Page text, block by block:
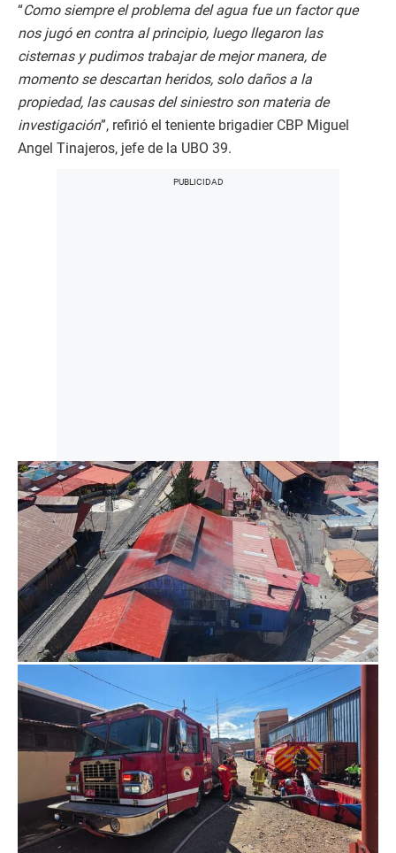
“Como siempre el problema del agua fue un factor que
nos jugó en contra al principio, luego llegaron las
cisternas y pudimos trabajar de mejor manera, de
momento se descartan heridos, solo daños a la
propiedad, las causas del siniestro son materia de
investigación”, refirió el teniente brigadier CBP Miguel
Angel Tinajeros, jefe de la UBO 39.